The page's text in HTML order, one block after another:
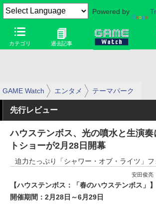
Powered by
カテゴリ 過去記事
GAME Watch エンタメ テーマパーク
先行レビュー
ハウステンボス、光の噴水と生演奏
トショーが2月28日開幕
迫力たっぷり「シャワー・オブ・ライツ」フ
安田俊亮
【ハウステンボス：「春のハウステンボス」】
開催期間：2月28日～6月29日